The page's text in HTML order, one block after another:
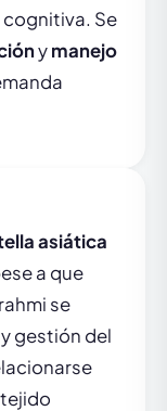
Se
ymanejo
asiática
a que
se
gestión del